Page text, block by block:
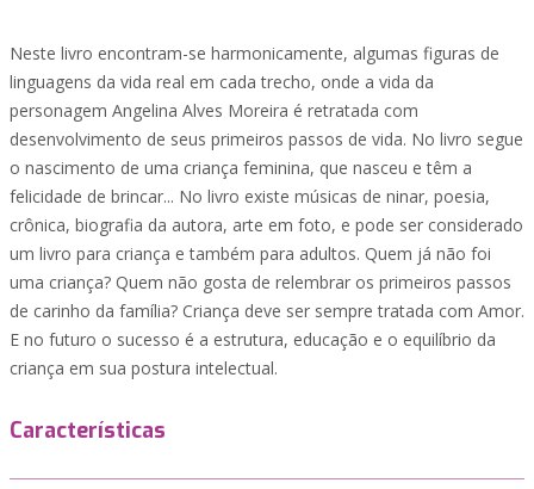
Neste livro encontram-se harmonicamente, algumas figuras de
linguagens da vida real em cada trecho, onde a vida da
personagem Angelina Alves Moreira é retratada com
desenvolvimento de seus primeiros passos de vida. No livro segue
o nascimento de uma criança feminina, que nasceu e têm a
felicidade de brincar... No livro existe músicas de ninar, poesia,
crônica, biografia da autora, arte em foto, e pode ser considerado
um livro para criança e também para adultos. Quem já não foi
uma criança? Quem não gosta de relembrar os primeiros passos
de carinho da família? Criança deve ser sempre tratada com Amor.
E no futuro o sucesso é a estrutura, educação e o equilíbrio da
criança em sua postura intelectual.
Características